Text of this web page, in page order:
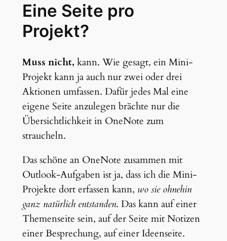
Eine Seite pro
Projekt?
Muss nicht, kann. Wie gesagt, ein Mini-
Projekt kann ja auch nur zwei oder drei
Aktionen umfassen. Dafür jedes Mal eine
eigene Seite anzulegen brächte nur die
Übersichtlichkeit in OneNote zum
straucheln.
Das schöne an OneNote zusammen mit
Outlook-Aufgaben ist ja, dass ich die Mini-
Projekte dort erfassen kann, wo sie ohnehin
ganz natürlich entstanden. Das kann auf einer
Themenseite sein, auf der Seite mit Notizen
einer Besprechung, auf einer Ideenseite.